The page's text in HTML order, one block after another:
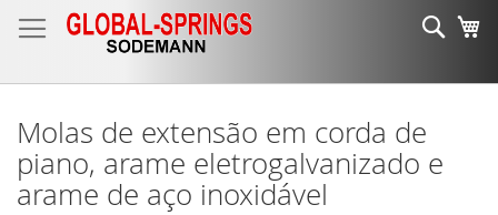
para
Molas de extensão em corda de
piano, arame eletrogalvanizado e
arame de aço inoxidável